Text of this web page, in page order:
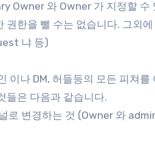
Owner 와 Owner 가 지정할
권한을 뺄 수는 없습니다. 그외
냐 등)
이나 DM, 허들등의 모든 피쳐
들은 다음과 같습니다.
로 변경하는 것 (Owner 와